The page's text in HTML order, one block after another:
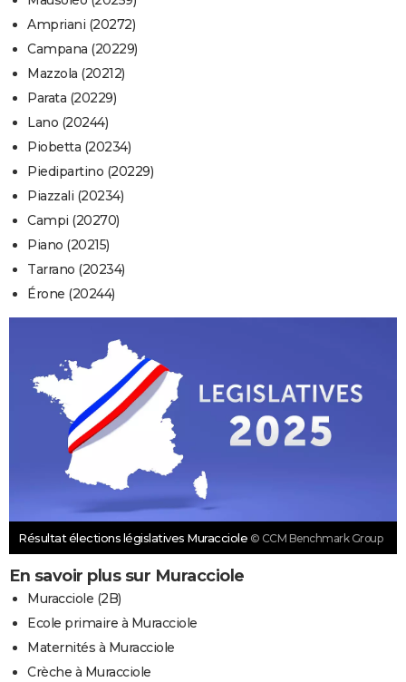
Ampriani (20272)
Campana (20229)
Mazzola (20212)
Parata (20229)
Lano (20244)
Piobetta (20234)
Piedipartino (20229)
Piazzali (20234)
Campi (20270)
Piano (20215)
Tarrano (20234)
Érone (20244)
Résultat élections législatives Muracciole © CCM Benchmark Group
En savoir plus sur Muracciole
Muracciole (2B)
Ecole primaire à Muracciole
Maternités à Muracciole
Crèche à Muracciole